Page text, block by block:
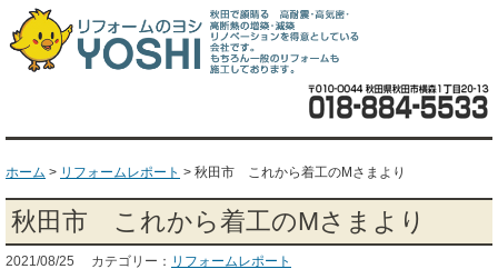
ホーム > リフォームレポート > 秋田市 これから着工のMさまより
秋田市 これから着工のMさまより
2021/08/25 カテゴリー： リフォームレポート